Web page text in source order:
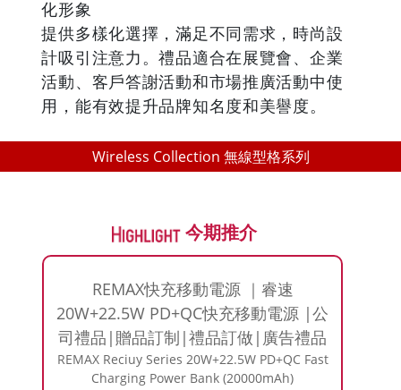
化形象
提供多樣化選擇，滿足不同需求，時尚設
計吸引注意力。禮品適合在展覽會、企業
活動、客戶答謝活動和市場推廣活動中使
用，能有效提升品牌知名度和美譽度。
Wireless Collection 無線型格系列
今期推介
REMAX快充移動電源 ｜睿速
20W+22.5W PD+QC快充移動電源 |公
司禮品|贈品訂制|禮品訂做|廣告禮品
REMAX Reciuy Series 20W+22.5W PD+QC Fast
Charging Power Bank (20000mAh)